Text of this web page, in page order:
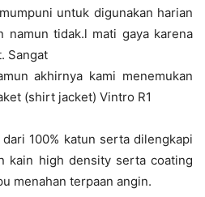
untuk digunakan harian
namun tidak.l mati gaya karena
Sangat
akhirnya kami menemukan
(shirt jacket) Vintro R1
100% katun serta dilengkapi
kain high density serta coating
menahan terpaan angin.